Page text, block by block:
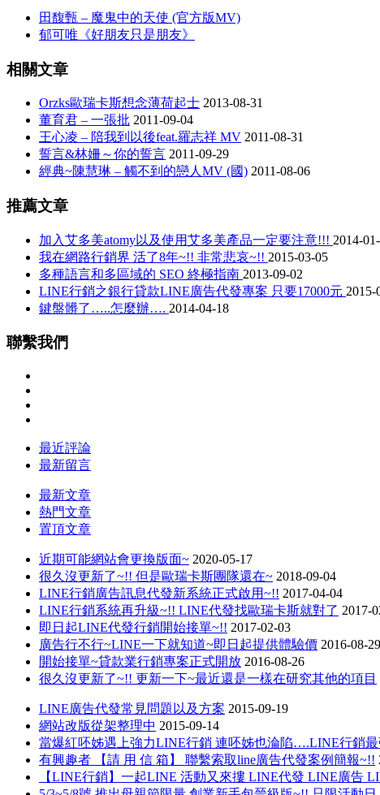
田馥甄 – 魔鬼中的天使 (官方版MV)
郁可唯《好朋友只是朋友》
相關文章
Orzks歐瑞卡斯想念薄荷起士 2013-08-31
董育君 – 一張批 2011-09-04
王心凌 – 陪我到以後feat.羅志祥 MV 2011-08-31
誓言&林姍～你的誓言 2011-09-29
經典~陳慧琳 – 觸不到的戀人MV (國) 2011-08-06
推薦文章
加入艾多美atomy以及使用艾多美產品一定要注意!!! 2014-
我在網路行銷界 活了8年~!! 非常悲哀~!! 2015-03-05
多種語言和多區域的 SEO 終極指南 2013-09-02
LINE行銷之銀行貸款LINE廣告代發專案 只要17000元 2015-
鍵盤髒了…..怎麼辦…. 2014-04-18
聯繫我們
最近評論
最新留言
最新文章
熱門文章
置頂文章
近期可能網站會更換版面~ 2020-05-17
很久沒更新了~!! 但是歐瑞卡斯團隊還在~ 2018-09-04
LINE行銷廣告訊息代發新系統正式啟用~!! 2017-04-04
LINE行銷系統再升級~!! LINE代發找歐瑞卡斯就對了 2017-
即日起LINE代發行銷開始接單~!! 2017-02-03
廣告行不行~LINE一下就知道~即日起提供體驗價 2016-08-29
開始接單~貸款業行銷專案正式開放 2016-08-26
很久沒更新了~!! 更新一下~最近還是一樣在研究其他的項目
LINE廣告代發常見問題以及方案 2015-09-19
網站改版從架整理中 2015-09-14
當爆紅呸姊遇上強力LINE行銷 連呸姊也淪陷….LINE行銷
有興趣者 【請 用 信 箱】 聯繫索取line廣告代發案例簡報~!!
【LINE行銷】一起LINE 活動又來摟 LINE代發 LINE廣告